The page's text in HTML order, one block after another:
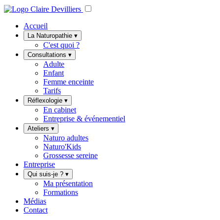
Accueil
La Naturopathie ▾
C'est quoi ?
Consultations ▾
Adulte
Enfant
Femme enceinte
Tarifs
Réflexologie ▾
En cabinet
Entreprise & événementiel
Ateliers ▾
Naturo adultes
Naturo'Kids
Grossesse sereine
Entreprise
Qui suis-je ? ▾
Ma présentation
Formations
Médias
Contact